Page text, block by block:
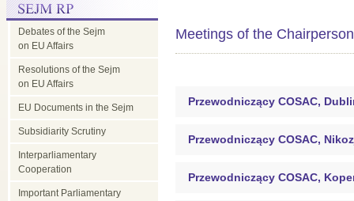
news
Debates of the Sejm
on EU Affairs
Resolutions of the Sejm
on EU Affairs
EU Documents in the Sejm
Subsidiarity Scrutiny
Interparliamentary
Cooperation
Important Parliamentary
Meetings of the
Przewodniczący COSAC,
Przewodniczący COSAC,
Przewodniczący COSAC,